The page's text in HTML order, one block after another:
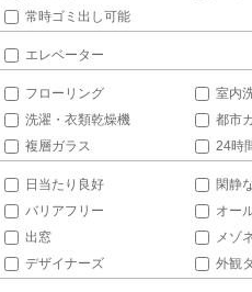
常時ゴミ出し可能
エレベーター
フローリング
室内
洗濯・衣類乾燥機
都市
複層ガラス
24時
日当たり良好
閑静
バリアフリー
オー
出窓
メゾ
デザイナーズ
外観